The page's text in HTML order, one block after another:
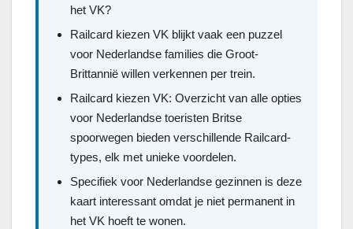
het VK?
Railcard kiezen VK blijkt vaak een puzzel
voor Nederlandse families die Groot-
Brittannië willen verkennen per trein.
Railcard kiezen VK: Overzicht van alle opties
voor Nederlandse toeristen Britse
spoorwegen bieden verschillende Railcard-
types, elk met unieke voordelen.
Specifiek voor Nederlandse gezinnen is deze
kaart interessant omdat je niet permanent in
het VK hoeft te wonen.